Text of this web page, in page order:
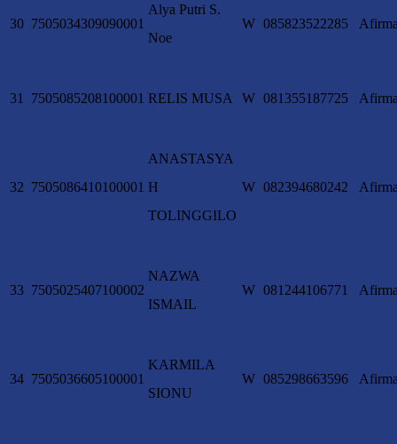
30 7505034309090001
Alya Putri S.
Noe
W 085823522285
31 7505085208100001 RELIS MUSA W 081355187725
32 7505086410100001
ANASTASYA
H
TOLINGGILO
W 082394680242
33 7505025407100002
NAZWA
ISMAIL
W 081244106771
34 7505036605100001
KARMILA
SIONU
W 085298663596